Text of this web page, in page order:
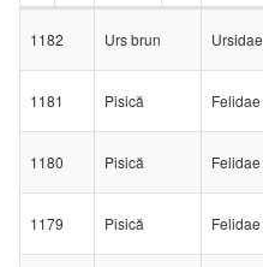
1182 Urs brun Ursidae
1181 Pisică Felidae
1180 Pisică Felidae
1179 Pisică Felidae